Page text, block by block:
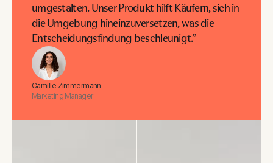
umgestalten. Unser Produkt hilft Käufern, sich in
die Umgebung hineinzuversetzen, was die
Entscheidungsfindung beschleunigt.”
Camille Zimmermann
Marketing Manager